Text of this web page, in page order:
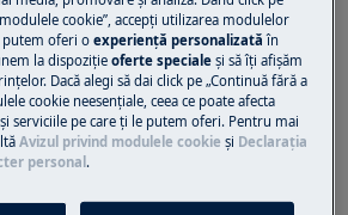
mănuși de siguranță și
că autorepararea sau reparația
avea consecințe de siguranță
corect
cookie”, accepţi utilizarea modulelor
putem oferi oexperienţă personalizată în
la dispoziţieoferte speciale și să îţi afișăm
Dacă alegi să dai click pe „Continuă fără a
cookie neesenţiale, ceea ce poate afecta
serviciile pe care ţi le putem oferi. Pentru mai
Avizul privind modulele cookie și Declaraţia
personal.